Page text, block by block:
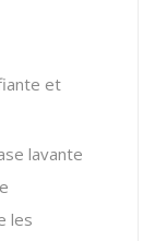
et
lavante
les